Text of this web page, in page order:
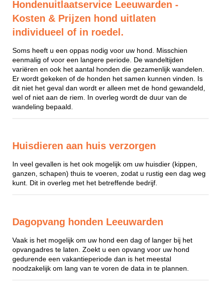
Hondenuitlaatservice Leeuwarden -
Kosten & Prijzen hond uitlaten
individueel of in roedel.
Soms heeft u een oppas nodig voor uw hond. Misschien
eenmalig of voor een langere periode. De wandeltijden
variëren en ook het aantal honden die gezamenlijk wandelen.
Er wordt gekeken of de honden het samen kunnen vinden. Is
dit niet het geval dan wordt er alleen met de hond gewandeld,
wel of niet aan de riem. In overleg wordt de duur van de
wandeling bepaald.
Huisdieren aan huis verzorgen
In veel gevallen is het ook mogelijk om uw huisdier (kippen,
ganzen, schapen) thuis te voeren, zodat u rustig een dag weg
kunt. Dit in overleg met het betreffende bedrijf.
Dagopvang honden Leeuwarden
Vaak is het mogelijk om uw hond een dag of langer bij het
opvangadres te laten. Zoekt u een opvang voor uw hond
gedurende een vakantieperiode dan is het meestal
noodzakelijk om lang van te voren de data in te plannen.